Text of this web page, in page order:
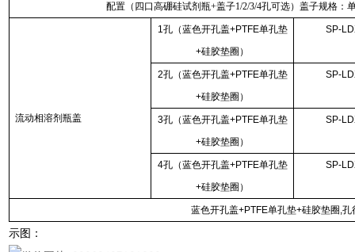
配置（四口高硼硅试剂瓶+盖子1/2/3/4孔可选）盖子规格：
流动相溶剂瓶盖
1孔（蓝色开孔盖+PTFE单孔垫
+硅胶垫圈）
SP-
2孔（蓝色开孔盖+PTFE单孔垫
+硅胶垫圈）
SP-
3孔（蓝色开孔盖+PTFE单孔垫
+硅胶垫圈）
SP-
4孔（蓝色开孔盖+PTFE单孔垫
+硅胶垫圈）
SP-
蓝色开孔盖+PTFE单孔垫+硅胶垫圈,孔
示图：